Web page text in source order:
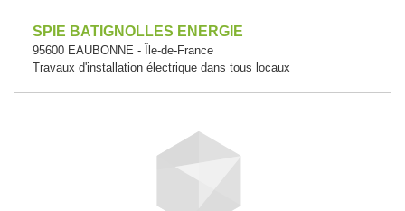
SPIE BATIGNOLLES ENERGIE
95600 EAUBONNE - Île-de-France
Travaux d'installation électrique dans tous locaux